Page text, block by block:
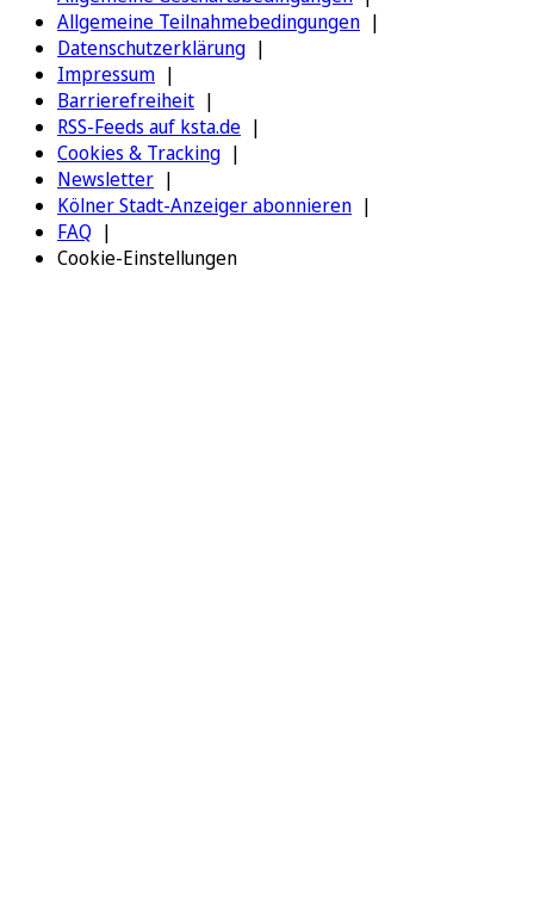
Allgemeine Teilnahmebedingungen
Datenschutzerklärung
Impressum
Barrierefreiheit
RSS-Feeds auf ksta.de
Cookies & Tracking
Newsletter
Kölner Stadt-Anzeiger abonnieren
FAQ
Cookie-Einstellungen